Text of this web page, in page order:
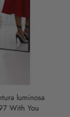
luminosa
With You